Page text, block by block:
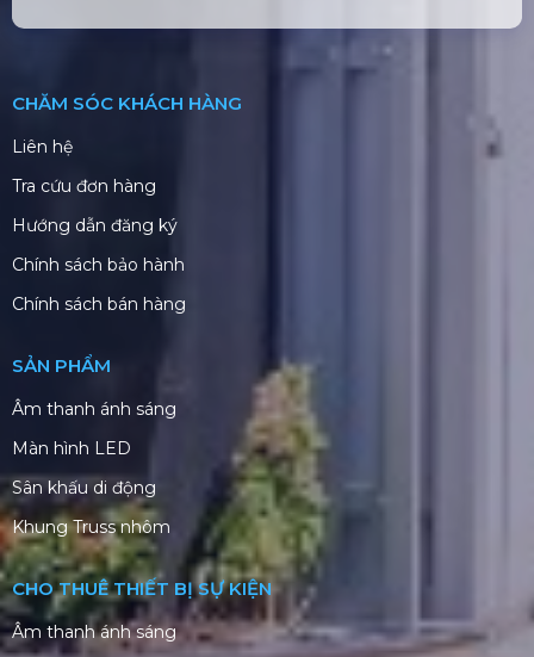
CHĂM SÓC KHÁCH HÀNG
Liên hệ
Tra cứu đơn hàng
Hướng dẫn đăng ký
Chính sách bảo hành
Chính sách bán hàng
SẢN PHẨM
Âm thanh ánh sáng
Màn hình LED
Sân khấu di động
Khung Truss nhôm
CHO THUÊ THIẾT BỊ SỰ KIỆN
Âm thanh ánh sáng